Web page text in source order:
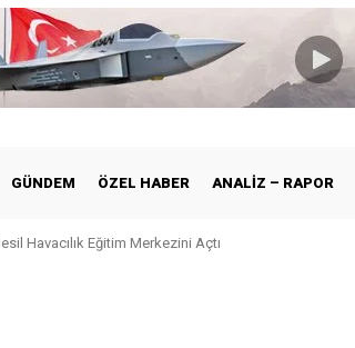
GÜNDEM ÖZEL HABER ANALIZ – RAPOR
Havacılık Eğitim Merkezini Açtı